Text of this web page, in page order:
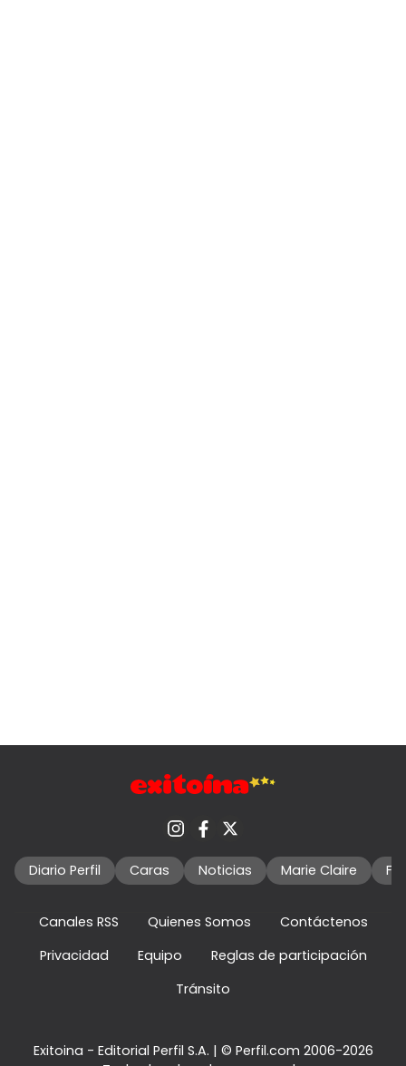
Diario Perfil Caras Noticias Marie Claire
Canales RSS Quienes Somos
Contáctenos
Privacidad
Equipo
Reglas de participación
Tránsito
Exitoina - Editorial Perfil S.A. | © Perfil.com 2006-2026